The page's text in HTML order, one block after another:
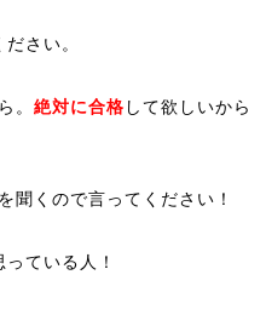
さい。
。 絶対に合格 して欲しいから
聞くので言ってください！
ている人！